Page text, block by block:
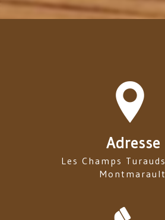
Adresse
Les Champs Turauds, 03390
Montmarault